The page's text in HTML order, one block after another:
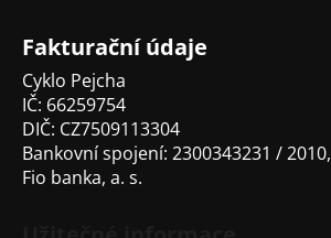
Fakturační údaje
Cyklo Pejcha
IČ: 66259754
DIČ: CZ7509113304
Bankovní spojení: 2300343231 / 2010,
Fio banka, a. s.